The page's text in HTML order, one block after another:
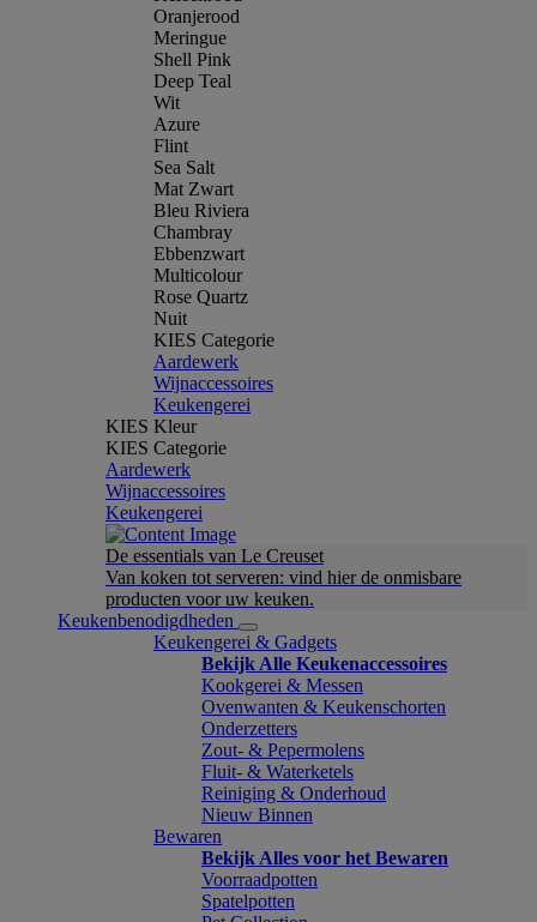
Oranjerood
Meringue
Shell Pink
Deep Teal
Wit
Azure
Flint
Sea Salt
Mat Zwart
Bleu Riviera
Chambray
Ebbenzwart
Multicolour
Rose Quartz
Nuit
KIES Categorie
Aardewerk
Wijnaccessoires
Keukengerei
KIES Kleur
KIES Categorie
Aardewerk
Wijnaccessoires
Keukengerei
De essentials van Le Creuset
Van koken tot serveren: vind hier de onmisbare
producten voor uw keuken.
Keukenbenodigdheden
Keukengerei & Gadgets
Bekijk Alle Keukenaccessoires
Kookgerei & Messen
Ovenwanten & Keukenschorten
Onderzetters
Zout- & Pepermolens
Fluit- & Waterketels
Reiniging & Onderhoud
Nieuw Binnen
Bewaren
Bekijk Alles voor het Bewaren
Voorraadpotten
Spatelpotten